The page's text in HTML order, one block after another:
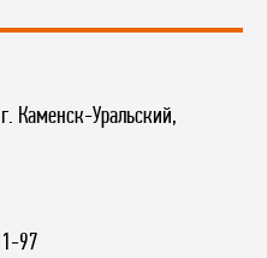
Каменск-Уральский,
97